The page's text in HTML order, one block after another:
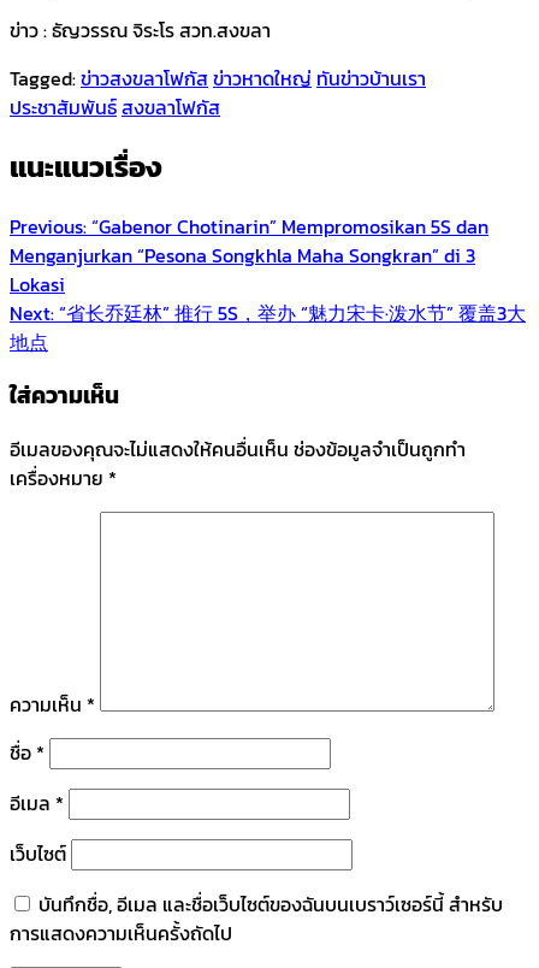
ข่าว : ธัญวรรณ จิระโร สวท.สงขลา
Tagged:ข่าวสงขลาโฟกัสข่าวหาดใหญ่ ทันข่าวบ้านเรา
ประชาสัมพันธ์สงขลาโฟกัส
แนะแนวเรื่อง
Previous:“Gabenor Chotinarin” Mempromosikan 5S dan
Menganjurkan “Pesona Songkhla Maha Songkran” di 3
Lokasi
Next:“省长乔廷林” 推行 5S，举办 “魅力宋卡·泼水节” 覆盖3大
地点
ใส่ความเห็น
อีเมลของคุณจะไม่แสดงให้คนอื่นเห็น ช่องข้อมูลจำเป็นถูกทำ
เครื่องหมาย *
ความเห็น *
ชื่อ *
อีเมล *
เว็บไซต์
บันทึกชื่อ, อีเมล และชื่อเว็บไซต์ของฉันบนเบราว์เซอร์นี้ สำหรับ
การแสดงความเห็นครั้งถัดไป